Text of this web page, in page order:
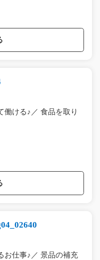
働ける♪／ 食品を取り
お仕事♪／ 景品の補充